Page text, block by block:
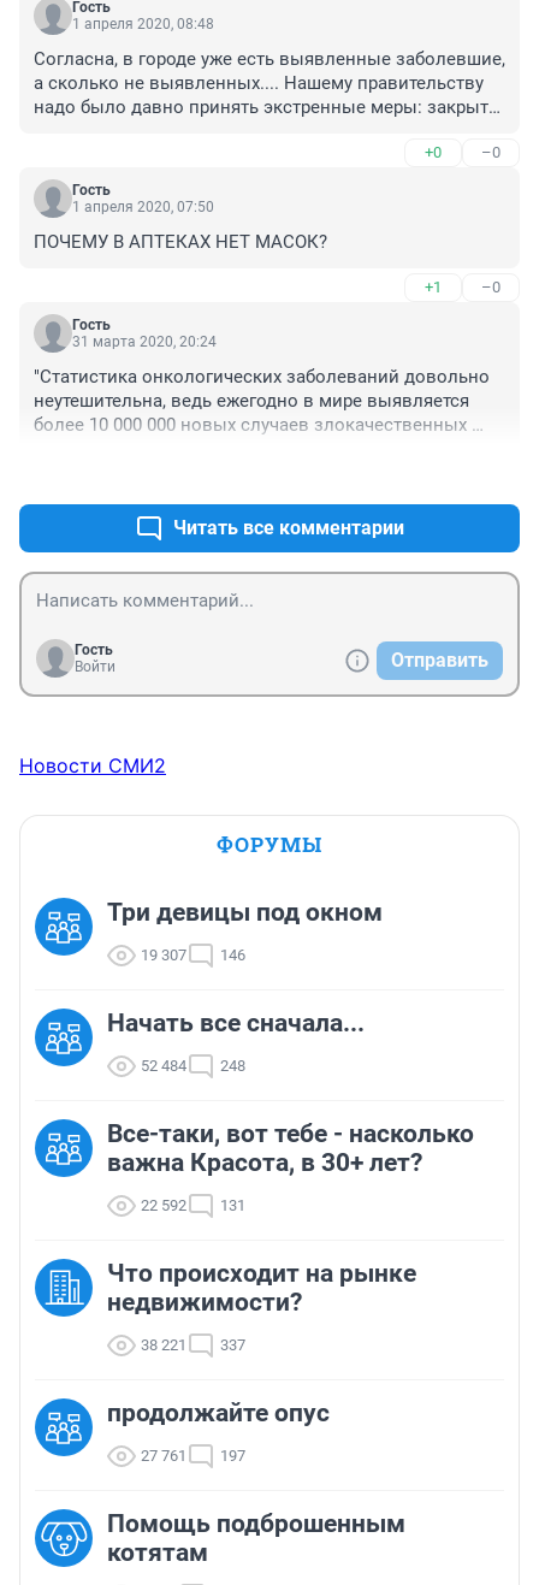
Гость
1 апреля 2020, 08:48
Согласна, в городе уже есть выявленные заболевшие,
а сколько не выявленных.... Нашему правительству
надо было давно принять экстренные меры: закрыть
ответственности); тестировать ВСЕХ прибывших в
город (транзитников масса), даже с прямых рейсов
из-за границы никого не проверяли, по "зеленке"
для того, чтобы выявить заболевших необходимо ЧС
выплатами на хлеб и воду (люди работают, чтобы
семью кормить, куда деваться). На данный момент
страна повторяет печальный опыт Италии. Печально!
+0 –0
Гость
1 апреля 2020, 07:50
ПОЧЕМУ В АПТЕКАХ НЕТ МАСОК?
+1 –0
Гость
31 марта 2020, 20:24
"Статистика онкологических заболеваний довольно
неутешительна, ведь ежегодно в мире выявляется
более 10 000 000 новых случаев злокачественных
14 000 000 человек, из которых 8 200 000 погибает."
Вот почему-то это никого не волнует, никто не вводит
карантины, хотя при таких цифрах - не пандемия ли
это
Читать все комментарии
Гость
Войти
Отправить
Новости СМИ2
ФОРУМЫ
Три девицы под окном
19 307 146
Начать все сначала...
52 484 248
Все-таки, вот тебе - насколько
важна Красота, в 30+ лет?
22 592 131
Что происходит на рынке
недвижимости?
38 221 337
продолжайте опус
27 761 197
Помощь подброшенным
котятам